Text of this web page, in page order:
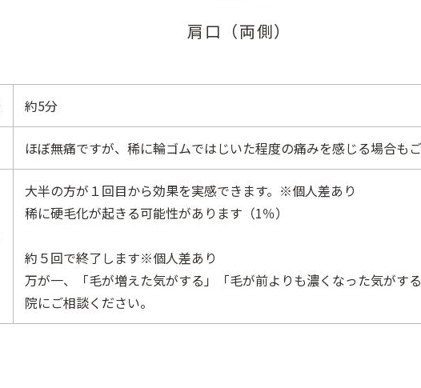
肩口（両側）
約5分
ほぼ無痛ですが、稀に輪ゴムではじいた程度の痛みを感じる場合もご
大半の方が１回目から効果を実感できます。※個人差あり
稀に硬毛化が起きる可能性があります（1％）
約５回で終了します※個人差あり
万が一、「毛が増えた気がする」「毛が前よりも濃くなった気がす
院にご相談ください。